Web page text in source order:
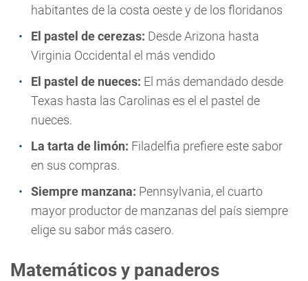
habitantes de la costa oeste y de los floridanos
El pastel de cerezas: Desde Arizona hasta
Virginia Occidental el más vendido
El pastel de nueces: El más demandado desde
Texas hasta las Carolinas es el el pastel de
nueces.
La tarta de limón: Filadelfia prefiere este sabor
en sus compras.
Siempre manzana: Pennsylvania, el cuarto
mayor productor de manzanas del país siempre
elige su sabor más casero.
Matemáticos y panaderos